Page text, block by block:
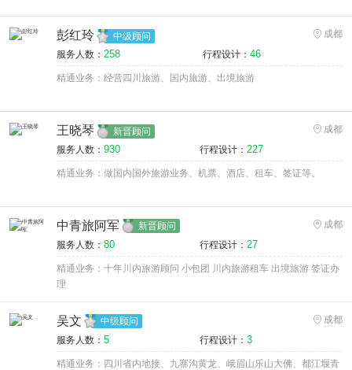
彭红玲 中级顾问
成都
服务人数： 258 行程设计： 46
精通业务：经营四川旅游、国内旅游、出境旅游
王晓琴 新晋顾问
成都
服务人数： 930 行程设计： 227
精通业务：做国内国外旅游业务、机票、酒店、租车、签证等。
中青旅阿军 新晋顾问
成都
服务人数： 80 行程设计： 27
精通业务：十年川内旅游顾问 小包团 川内旅游租车 出境旅游 签证办
理
吴文 中级顾问
成都
服务人数： 5 行程设计： 3
精通业务：四川省内地接、九寨沟黄龙、峨眉山乐山大佛、都江堰青